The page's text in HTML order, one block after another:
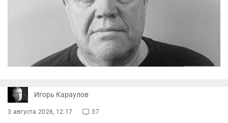
Игорь Караулов
3 августа 2026, 12:17 37